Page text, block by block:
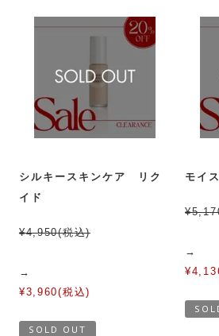
シルキースキンケア リク
イド
¥4,950(税込)
→
¥3,960(税込)
SOLD OUT
モイ
→